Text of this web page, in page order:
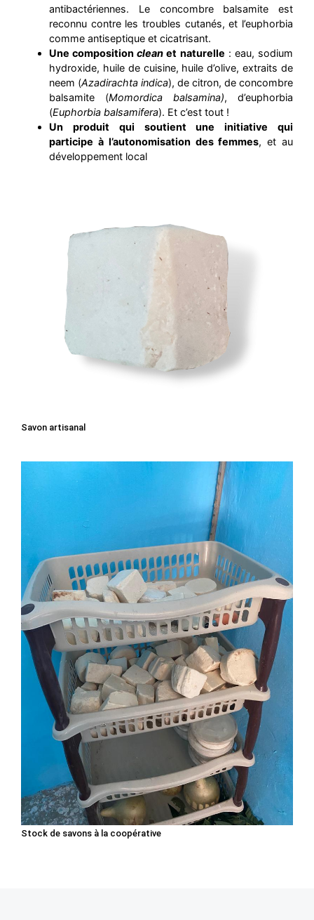
antibactériennes. Le concombre balsamite est
reconnu contre les troubles cutanés, et l’euphorbia
comme antiseptique et cicatrisant.
Une compositionclean et naturelle : eau, sodium
hydroxide, huile de cuisine, huile d’olive, extraits de
neem (Azadirachta indica), de citron, de concombre
balsamite (Momordica balsamina), d’euphorbia
(Euphorbia balsamifera). Et c’est tout !
Un produit qui soutient une initiative qui
participe à l’autonomisation des femmes, et au
développement local
Savon artisanal
Stock de savons à la coopérative